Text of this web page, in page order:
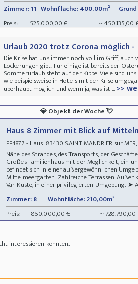
Zimmer: 11 Wohnfläche: 400,00m²
Preis:
525.000,00 € ~ 450.135,00
Urlaub 2020 trotz Corona möglich
Die Krise hat uns immer noch voll im Griff, auch
Lockerungen gibt. Für einige ist bereits der
Sommerurlaub steht auf der Kippe. Viele sind
wie beispielsweise in Hotels mit der Krise
überhaupt möglich und wenn ja, was ist ...>>
💎Objekt der Woche💘
Haus 8 Zimmer mit Blick auf
PF4877 - Haus 83430 SAINT MANDRIER sur
Nähe des Strandes, des Transports, der Geschäfte
Großes Familienhaus mit der Möglichkeit, ein
befindet sich in einer außergewöhnlichen
Mittelmeergarten. Zahlreiche Terrassen.
Var-Küste, in einer privilegierten Umgebung. ➤
Zimmer: 8
Wohnfläche: 210,00m²
Preis:
850.000,00 € ~ 728.790,00
interessieren könnten.